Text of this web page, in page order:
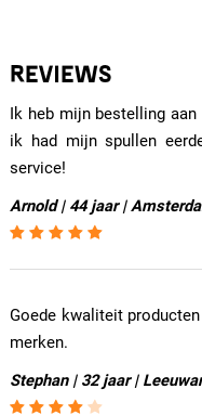
REVIEWS
Ik heb mijn bestelling
ik had mijn spullen
service!
Arnold | 44 jaar |
Goede kwaliteit
merken.
Stephan | 32 jaar |